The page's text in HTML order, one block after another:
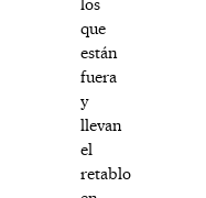
los
que
están
fuera
y
llevan
el
retablo